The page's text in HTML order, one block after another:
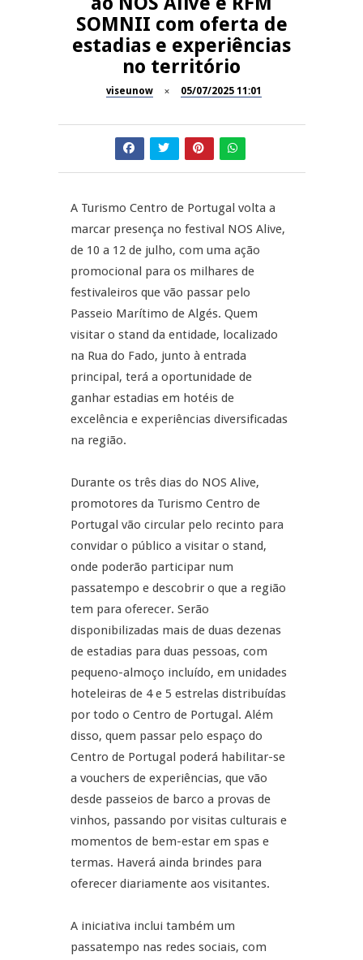
Dia do Foral em São João da
Pesqueira
Sernancelhe
Festas do Concelho de Penalva
do Castelo
11º Encontro Gastronómico
Now Opinião – Manuela
Antunes: Problemas nos
Exames Nacionais
SOMNII com oferta de
estadias e experiências
no território
viseunow 05/07/2025 11:01
A Turismo Centro de Portugal volta a
marcar presença no festival NOS Alive,
de 10 a 12 de julho, com uma ação
promocional para os milhares de
festivaleiros que vão passar pelo
Passeio Marítimo de Algés. Quem
visitar o stand da entidade, localizado
na Rua do Fado, junto à entrada
principal, terá a oportunidade de
ganhar estadias em hotéis de
excelência e experiências diversificadas
na região.
Durante os três dias do NOS Alive,
promotores da Turismo Centro de
Portugal vão circular pelo recinto para
convidar o público a visitar o stand,
onde poderão participar num
passatempo e descobrir o que a região
tem para oferecer. Serão
disponibilizadas mais de duas dezenas
de estadias para duas pessoas, com
pequeno-almoço incluído, em unidades
hoteleiras de 4 e 5 estrelas distribuídas
por todo o Centro de Portugal. Além
disso, quem passar pelo espaço do
Centro de Portugal poderá habilitar-se
a vouchers de experiências, que vão
desde passeios de barco a provas de
vinhos, passando por visitas culturais e
momentos de bem-estar em spas e
termas. Haverá ainda brindes para
oferecer diariamente aos visitantes.
A iniciativa inclui também um
passatempo nas redes sociais, com